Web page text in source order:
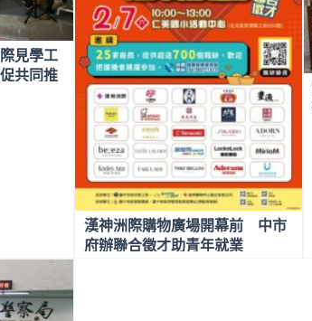
見學工
共同推
漢神洲際購物廣場開幕前 中市
府辦聯合徵才助青年就業